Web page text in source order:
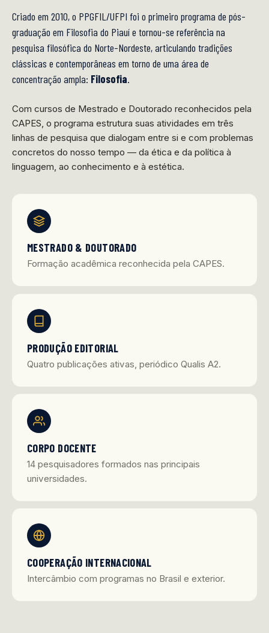
Criado em 2010, o PPGFIL/UFPI foi o primeiro programa de pós-
graduação em Filosofia do Piauí e tornou-se referência na
pesquisa filosófica do Norte-Nordeste, articulando tradições
clássicas e contemporâneas em torno de uma área de
concentração ampla: Filosofia.
Com cursos de Mestrado e Doutorado reconhecidos pela
CAPES, o programa estrutura suas atividades em três
linhas de pesquisa que dialogam entre si e com problemas
concretos do nosso tempo — da ética e da política à
linguagem, ao conhecimento e à estética.
MESTRADO & DOUTORADO
Formação acadêmica reconhecida pela CAPES.
PRODUÇÃO EDITORIAL
Quatro publicações ativas, periódico Qualis A2.
CORPO DOCENTE
14 pesquisadores formados nas principais
universidades.
COOPERAÇÃO INTERNACIONAL
Intercâmbio com programas no Brasil e exterior.